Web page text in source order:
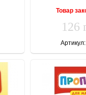
Товар
126